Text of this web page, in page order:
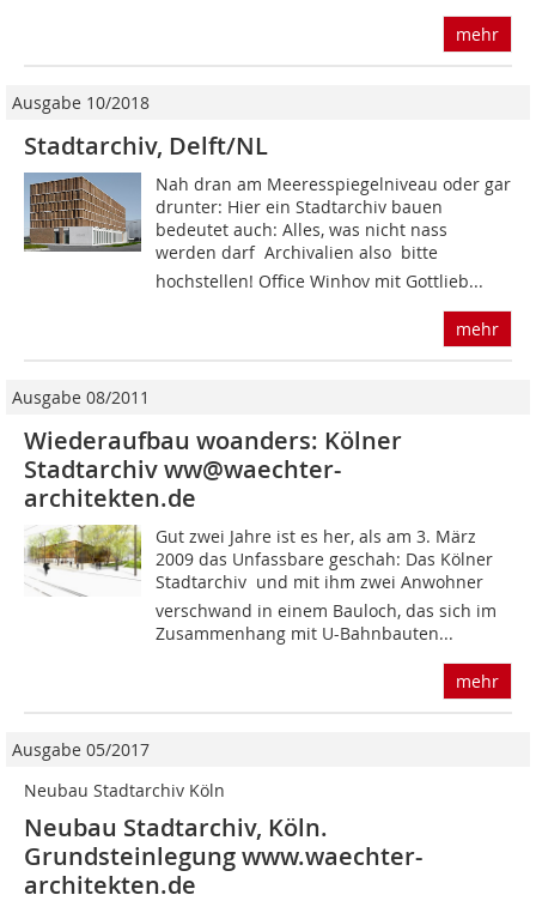
mehr
Ausgabe 10/2018
Stadtarchiv, Delft/NL
Nah dran am Meeresspiegelniveau oder gar
drunter: Hier ein Stadtarchiv bauen
bedeutet auch: Alles, was nicht nass
werden darf  Archivalien also  bitte
hochstellen! Office Winhov mit Gottlieb...
mehr
Ausgabe 08/2011
Wiederaufbau woanders: Kölner
Stadtarchiv ww@waechter-
architekten.de
Gut zwei Jahre ist es her, als am 3. März
2009 das Unfassbare geschah: Das Kölner
Stadtarchiv  und mit ihm zwei Anwohner 
verschwand in einem Bauloch, das sich im
Zusammenhang mit U-Bahnbauten...
mehr
Ausgabe 05/2017
Neubau Stadtarchiv Köln
Neubau Stadtarchiv, Köln.
Grundsteinlegung www.waechter-
architekten.de